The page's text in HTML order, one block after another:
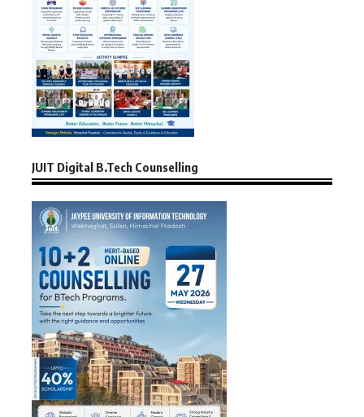
JUIT Digital B.Tech Counselling